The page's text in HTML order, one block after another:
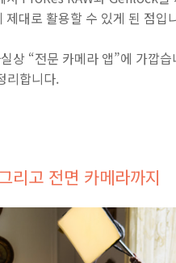
대로 활용할 수 있게 된 점입
“전문 카메라 앱”에 가깝
리합니다.
고 전면 카메라까지